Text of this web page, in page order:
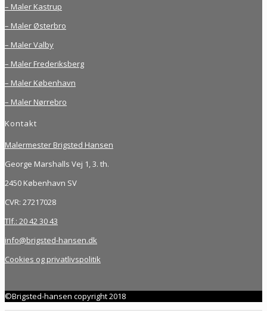
– Maler Kastrup
– Maler Østerbro
– Maler Valby
– Maler Frederiksberg
– Maler København
– Maler Nørrebro
Kontakt
Malermester Brigsted Hansen
George Marshalls Vej 1, 3. th.
2450 København SV
CVR: 27217028
Tlf.: 20 42 30 43
info@brigsted-hansen.dk
Cookies og privatlivspolitik
©Brigsted-hansen copyright 2018